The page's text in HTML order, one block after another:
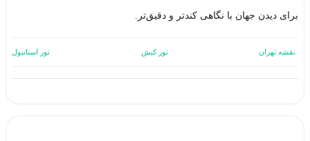
برای دیدن جهان با نگاهی کندتر و دقیق‌تر.
نقشه تهران تور کیش تور استانبول